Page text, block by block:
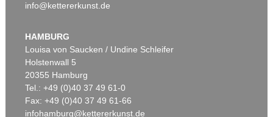
Auktion 479 - Lot 888
Ergebnis:€ 162.500
info@kettererkunst.de
HAMBURG
Louisa von Saucken / Undine Schleifer
Holstenwall 5
20355 Hamburg
Tel.: +49 (0)40 37 49 61-0
Fax: +49 (0)40 37 49 61-66
infohamburg@kettererkunst.de